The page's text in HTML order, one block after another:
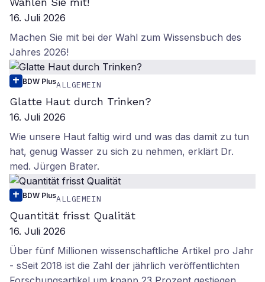
16. Juli 2026
Machen Sie mit bei der Wahl zum Wissensbuch des
Jahres 2026!
BDW PlusALLGEMEIN
Glatte Haut durch Trinken?
16. Juli 2026
Wie unsere Haut faltig wird und was das damit zu tun
hat, genug Wasser zu sich zu nehmen, erklärt Dr.
med. Jürgen Brater.
BDW PlusALLGEMEIN
Quantität frisst Qualität
16. Juli 2026
Über fünf Millionen wissenschaftliche Artikel pro Jahr
- sSeit 2018 ist die Zahl der jährlich veröffentlichten